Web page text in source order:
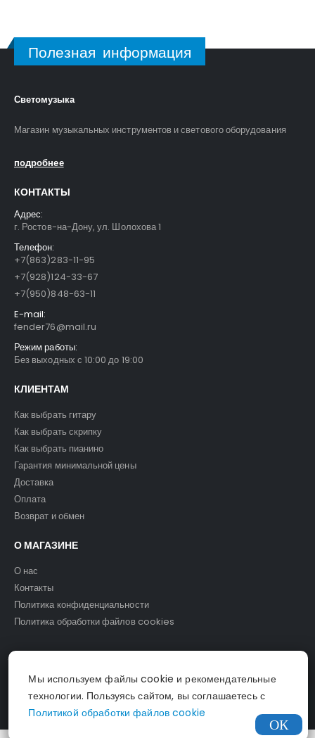
Полезная информация
Светомузыка
Магазин музыкальных инструментов и светового оборудования
подробнее
КОНТАКТЫ
Адрес:
г. Ростов-на-Дону, ул. Шолохова 1
Телефон:
+7(863)283-11-95
+7(928)124-33-67
+7(950)848-63-11
E-mail:
fender76@mail.ru
Режим работы:
Без выходных с 10:00 до 19:00
КЛИЕНТАМ
Как выбрать гитару
Как выбрать скрипку
Как выбрать пианино
Гарантия минимальной цены
Доставка
Оплата
Возврат и обмен
О МАГАЗИНЕ
О нас
Контакты
Политика конфиденциальности
Политика обработки файлов cookies
© Светомузыка. 2025.
Мы используем файлы cookie и рекомендательные
технологии. Пользуясь сайтом, вы соглашаетесь с
Политикой обработки файлов cookie